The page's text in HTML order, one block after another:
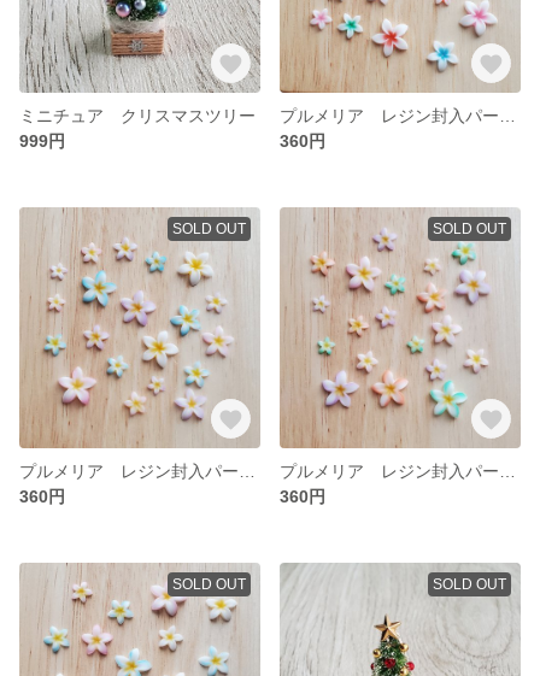
ミニチュア クリスマスツリー
999円
360円
SOLD OUT
360円
SOLD OUT
360円
SOLD OUT SOLD OUT